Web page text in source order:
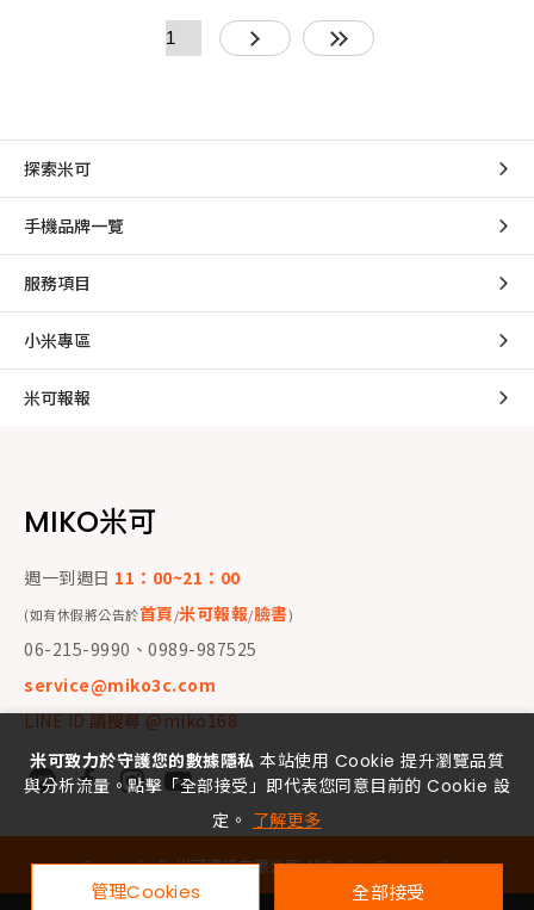
探索米可
手機品牌一覽
服務項目
小米專區
米可報報
MIKO米可
週一到週日 11：00~21：00
(如有休假將公告於首頁/米可報報/臉書)
06-215-9990、0989-987525
service@miko3c.com
LINE ID 請搜尋 @miko168
Copyright ©米可資訊有限公司All Rights Reserved.
米可致力於守護您的數據隱私 本站使用 Cookie 提升瀏覽品質
與分析流量。點擊「全部接受」即代表您同意目前的 Cookie 設
定。 了解更多
管理Cookies 全部接受